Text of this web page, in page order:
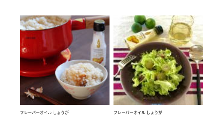
フレーバーオイル しょうが フレーバーオイル しょうが